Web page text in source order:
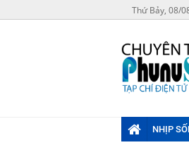
Thứ Bảy, 08/
NHỊP